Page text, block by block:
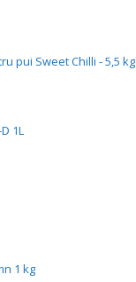
pui Sweet Chilli - 5,5 kg
1L
1 kg